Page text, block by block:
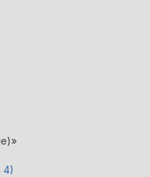
4)